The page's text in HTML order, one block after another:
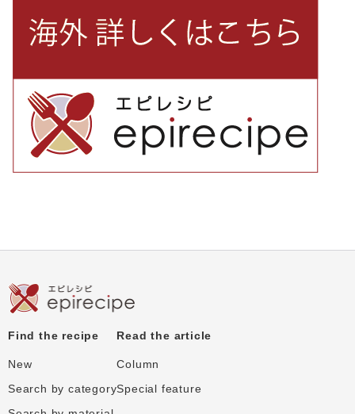
Find the recipe
New
Search by category
Read the article
Column
Special feature